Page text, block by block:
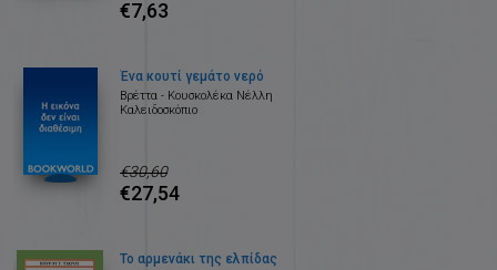
€7,63
Ένα κουτί γεμάτο νερό
Βρέττα - Κουσκολέκα Νέλλη
Καλειδοσκόπιο
€30,60
€27,54
Το αρμενάκι της ελπίδας